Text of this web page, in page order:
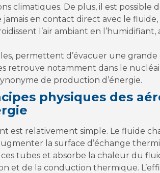
climatiques. De plus, il est possible
jamais en contact direct avec le
l’air ambiant en
permettent d’évacuer une
retrouve notamment dans le
de production d’énergie.
physiques des
est relativement simple. Le fluide
la surface d’échange
tubes et absorbe la chaleur du
et de la conduction thermique.